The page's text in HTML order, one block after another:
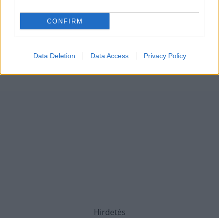
CONFIRM
Data Deletion Data Access Privacy Policy
Hirdetés